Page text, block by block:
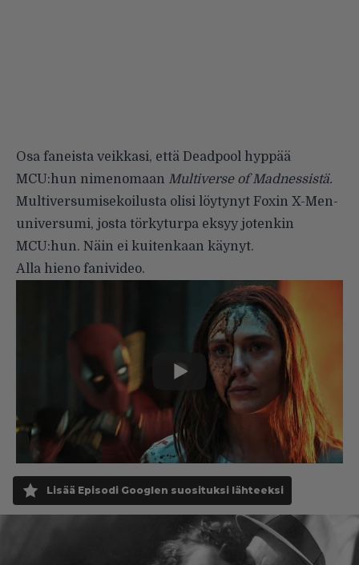
Osa faneista veikkasi, että Deadpool hyppää
MCU:hun nimenomaan Multiverse of Madnessistä.
Multiversumisekoilusta olisi löytynyt Foxin X-Men-
universumi, josta törkyturpa eksyy jotenkin
MCU:hun. Näin ei kuitenkaan käynyt.
Alla hieno fanivideo.
Lisää Episodi Googlen suosituksi lähteeksi